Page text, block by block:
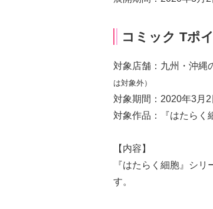
コミック Tポ
対象店舗：九州・沖縄
は対象外）
対象期間：2020年3月2
対象作品：『はたらく
【内容】
『はたらく細胞』シ
す。